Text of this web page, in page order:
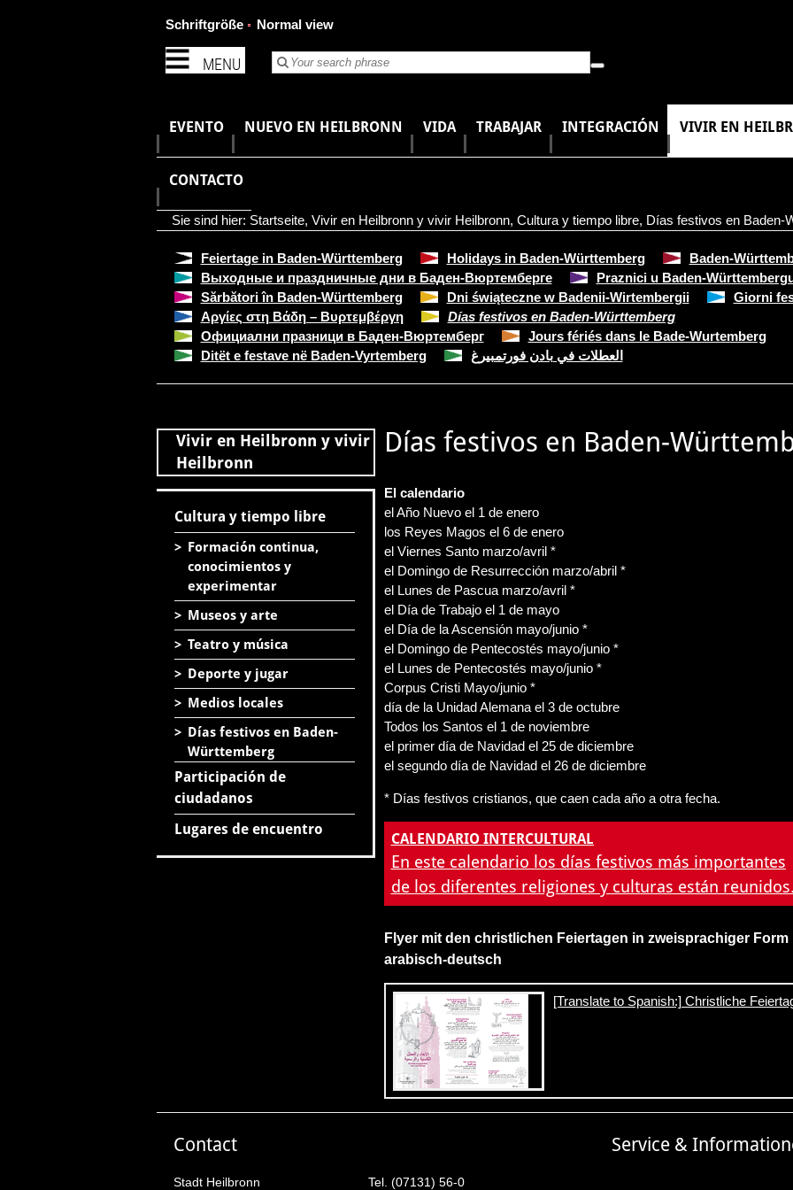
MENU
Schriftgröße Normal view
EVENTO NUEVO EN HEILBRONN VIDA TRABAJAR INTEGRACIÓN VIVIR EN
CONTACTO
Sie sind hier: Startseite, Vivir en Heilbronn y vivir Heilbronn, Cultura y tiempo libre, Días festivos en Baden-
Feiertage in Baden-Württemberg Holidays in Baden-Württemberg
Baden-
Выходные и праздничные дни в Баден-Вюртемберге
Praznici u Baden-
Sărbători în Baden-Württemberg
Dni świąteczne w Badenii-Wirtembergii
Giorni
Αργίες στη Βάδη – Βυρτεμβέργη
Días festivos en Baden-Württemberg
Официални празници в Баден-Вюртемберг
Jours fériés dans le Bade-Wurtemberg
Ditët e festave në Baden-Vyrtemberg
العطلات في بادن فورتمبيرغ
Vivir en Heilbronn y vivir
Heilbronn
Cultura y tiempo libre
> Formación continua,
conocimientos y
experimentar
> Museos y arte
> Teatro y música
> Deporte y jugar
> Medios locales
> Días festivos en Baden-
Württemberg
Participación de
ciudadanos
Lugares de encuentro
Días festivos en Baden-
El calendario
el Año Nuevo el 1 de enero
los Reyes Magos el 6 de enero
el Viernes Santo marzo/avril *
el Domingo de Resurrección marzo/abril *
el Lunes de Pascua marzo/avril *
el Día de Trabajo el 1 de mayo
el Día de la Ascensión mayo/junio *
el Domingo de Pentecostés mayo/junio *
el Lunes de Pentecostés mayo/junio *
Corpus Cristi Mayo/junio *
día de la Unidad Alemana el 3 de octubre
Todos los Santos el 1 de noviembre
el primer día de Navidad el 25 de diciembre
el segundo día de Navidad el 26 de diciembre
* Días festivos cristianos, que caen cada año a otra fecha.
CALENDARIO INTERCULTURAL
En este calendario los días festivos más importantes
de los diferentes religiones y culturas están
Flyer mit den christlichen Feiertagen in zweisprachiger Form
arabisch-deutsch
[Translate to Spanish:] Christliche
Contact
Stadt Heilbronn Tel. (07131) 56-0
Service &